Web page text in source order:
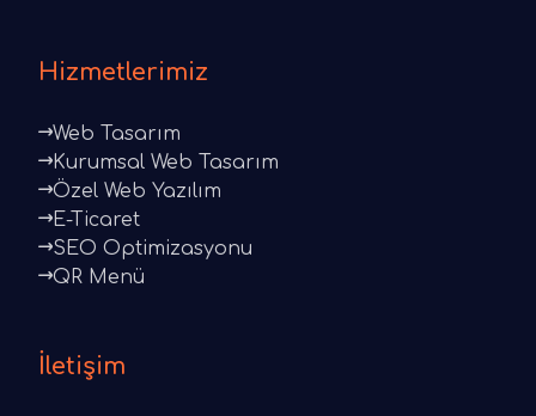
Hizmetlerimiz
Web Tasarım
Kurumsal Web Tasarım
Özel Web Yazılım
E-Ticaret
SEO Optimizasyonu
QR Menü
İletişim